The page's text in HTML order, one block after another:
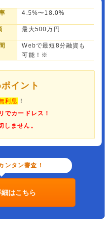
4.5%〜18.0%
最大500万円
Webで最短8分融資も
可能！※
イント
利息
！
でカードレス！
しません。
ンタン審査！
はこちら